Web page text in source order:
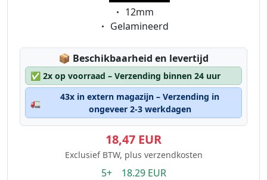
Eigenschaft:
12mm
Eigenschaft:
Gelamineerd
📦 Lagerstatus:
Beschikbaarheid en levertijd
✅ 2x op voorraad – Verzending binnen 24 uur
🚛
43x in extern magazijn – Verzending in
ongeveer 2-3 werkdagen
18,47 EUR
Exclusief BTW, plus verzendkosten
5+ 18.29 EUR